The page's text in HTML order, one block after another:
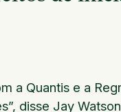
a Quantis e a
disse Jay